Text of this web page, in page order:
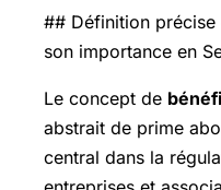
## Définition
son importance en
Le concept de
abstrait de prime
central dans la